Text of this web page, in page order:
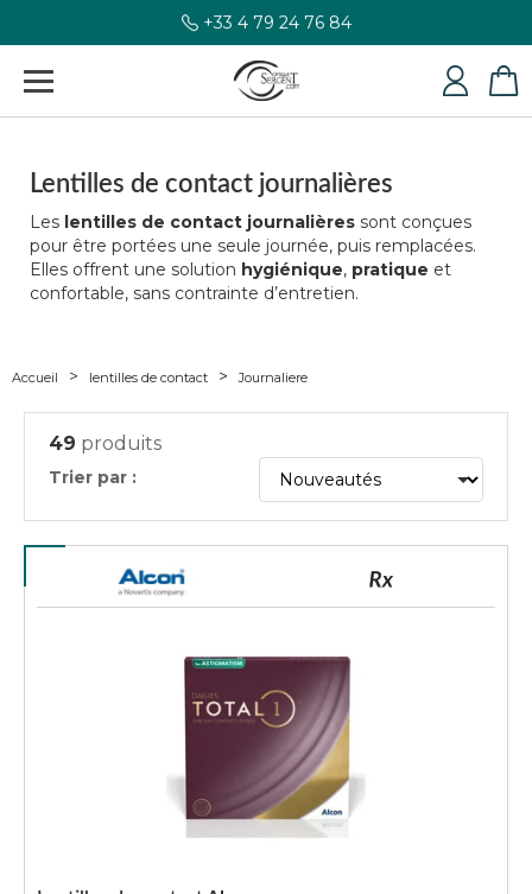
+33 4 79 24 76 84
Lentilles de contact journalières
Les lentilles de contact journalières sont conçues
pour être portées une seule journée, puis remplacées.
Elles offrent une solution hygiénique, pratique et
confortable, sans contrainte d’entretien.
Accueil lentilles de contact Journaliere
49 produits
Trier par :